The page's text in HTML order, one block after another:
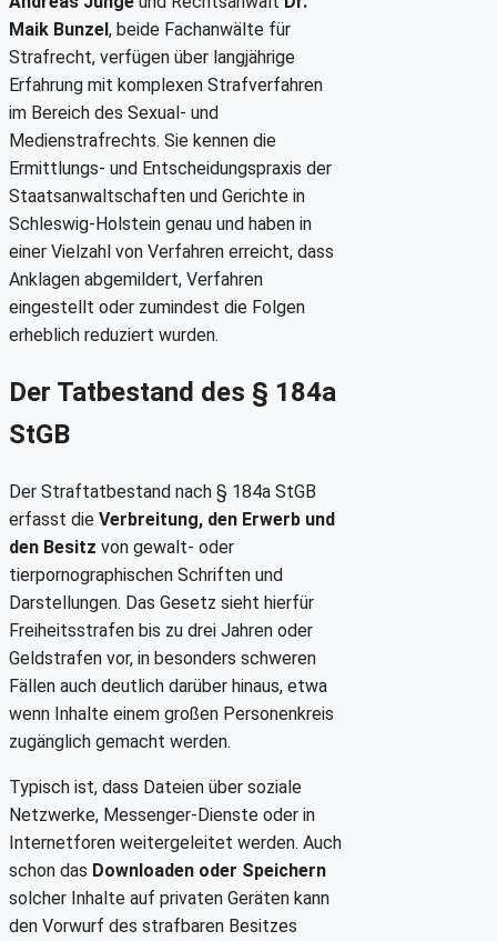
Maik Bunzel, beide Fachanwälte für
Strafrecht, verfügen über langjährige
Erfahrung mit komplexen Strafverfahren
im Bereich des Sexual- und
Medienstrafrechts. Sie kennen die
Ermittlungs- und Entscheidungspraxis der
Staatsanwaltschaften und Gerichte in
Schleswig-Holstein genau und haben in
einer Vielzahl von Verfahren erreicht, dass
Anklagen abgemildert, Verfahren
eingestellt oder zumindest die Folgen
erheblich reduziert wurden.
Der Tatbestand des § 184a
StGB
Der Straftatbestand nach § 184a StGB
erfasst die Verbreitung, den Erwerb und
den Besitz von gewalt- oder
tierpornographischen Schriften und
Darstellungen. Das Gesetz sieht hierfür
Freiheitsstrafen bis zu drei Jahren oder
Geldstrafen vor, in besonders schweren
Fällen auch deutlich darüber hinaus, etwa
wenn Inhalte einem großen Personenkreis
zugänglich gemacht werden.
Typisch ist, dass Dateien über soziale
Netzwerke, Messenger-Dienste oder in
Internetforen weitergeleitet werden. Auch
schon das Downloaden oder Speichern
solcher Inhalte auf privaten Geräten kann
den Vorwurf des strafbaren Besitzes